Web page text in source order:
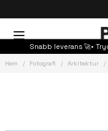
Snabb leverans 🚀•
Hem Fotografi Arkitektur